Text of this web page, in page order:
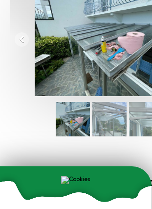
REMPLACEMENT DE
TOITURE 22